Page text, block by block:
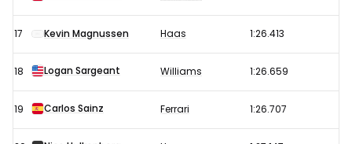
17 Kevin Magnussen Haas 1:26.413
18 Logan Sargeant Williams 1:26.659
19 Carlos Sainz Ferrari 1:26.707